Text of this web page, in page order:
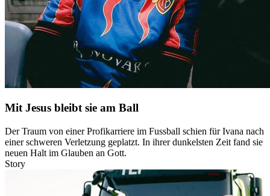
Mit Jesus bleibt sie am Ball
Der Traum von einer Profikarriere im Fussball schien für Ivana nach
einer schweren Verletzung geplatzt. In ihrer dunkelsten Zeit fand sie
neuen Halt im Glauben an Gott.
Story